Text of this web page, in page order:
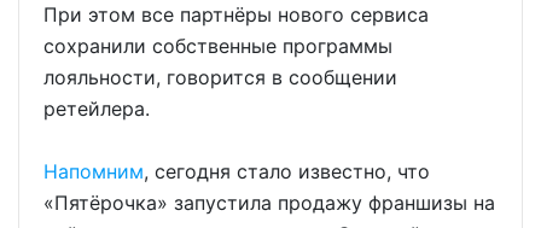
При этом все партнёры нового сервиса
сохранили собственные программы
лояльности, говорится в сообщении
ретейлера.
Напомним, сегодня стало известно, что
«Пятёрочка» запустила продажу франшизы на